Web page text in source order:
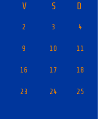
V S D
2 3 4
9 10 11
16 17 18
23 24 25